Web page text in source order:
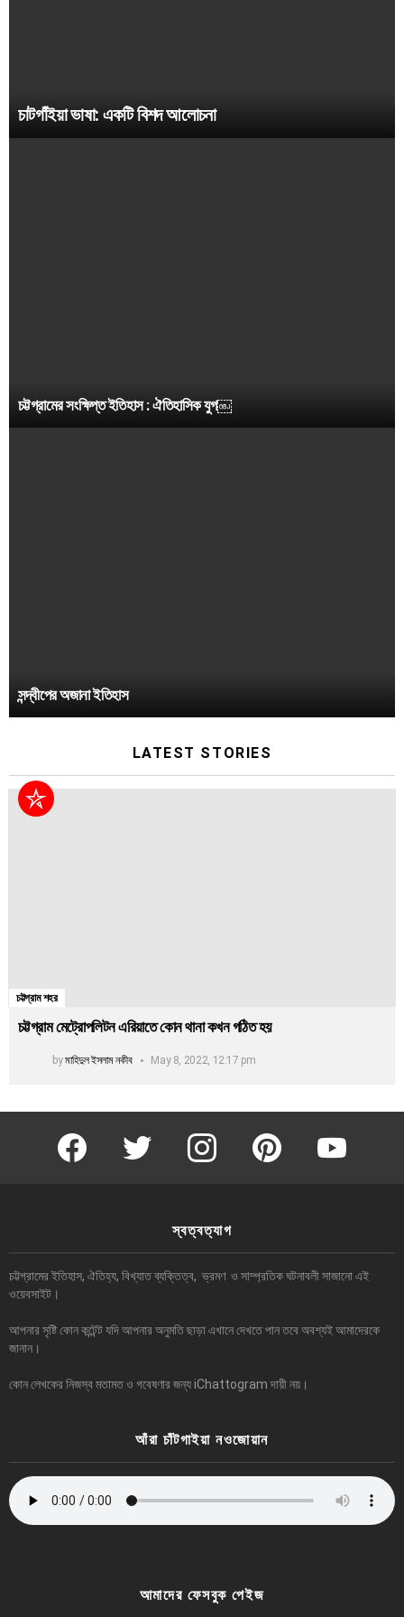
চাটগাঁইয়া ভাষা: একটি বিশদ আলোচনা
চট্টগ্রামের সংক্ষিপ্ত ইতিহাস : ঐতিহাসিক যুগ￼
সন্দ্বীপের অজানা ইতিহাস
LATEST STORIES
চট্টগ্রাম শহর
চট্টগ্রাম মেট্রোপলিটন এরিয়াতে কোন থানা কখন গঠিত হয়
byমাহিদুল ইসলাম নকীব May 8, 2022, 12:17 pm
facebook twitter instagram pinterest youtube
স্বত্বত্যাগ
চট্টগ্রামের ইতিহাস, ঐতিহ্য, বিখ্যাত ব্যক্তিত্ব, ভ্রমণ ও সাম্প্রতিক ঘটনাবলী সাজানো এই
ওয়েবসাইট।
আপনার সৃষ্টি কোন কন্টেন্ট যদি আপনার অনুমতি ছাড়া এখানে দেখতে পান তবে অবশ্যই আমাদেরকে
জানান।
কোন লেখকের নিজস্ব মতামত ও গবেষণার জন্য iChattogram দায়ী নয়।
আঁরা চাঁটগাইয়া নওজোয়ান
আমাদের ফেসবুক পেইজ